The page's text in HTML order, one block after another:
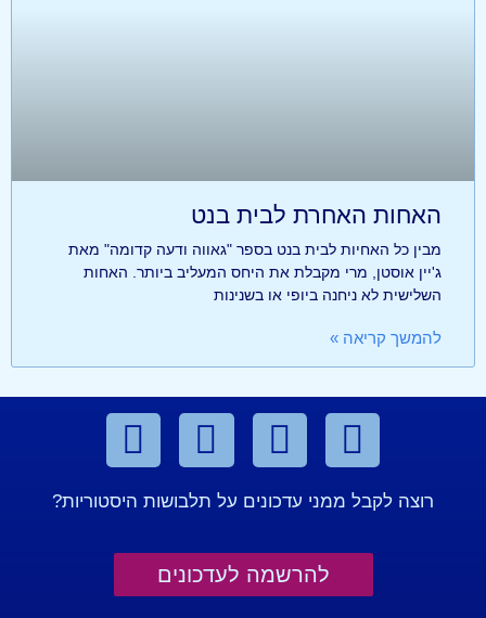
האחות האחרת לבית בנט
מבין כל האחיות לבית בנט בספר "גאווה ודעה קדומה" מאת
ג'יין אוסטן, מרי מקבלת את היחס המעליב ביותר. האחות
השלישית לא ניחנה ביופי או בשנינות
להמשך קריאה »
רוצה לקבל ממני עדכונים על תלבושות היסטוריות?
להרשמה לעדכונים